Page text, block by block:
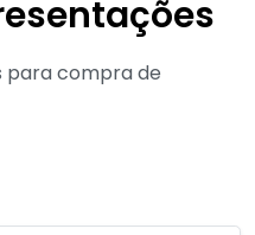
para compra de